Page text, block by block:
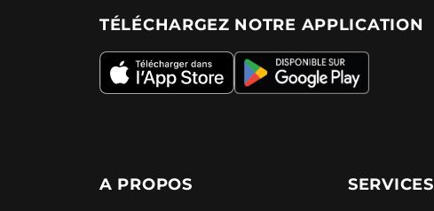
TÉLÉCHARGEZ NOTRE APPLICATION
A PROPOS SERVICES